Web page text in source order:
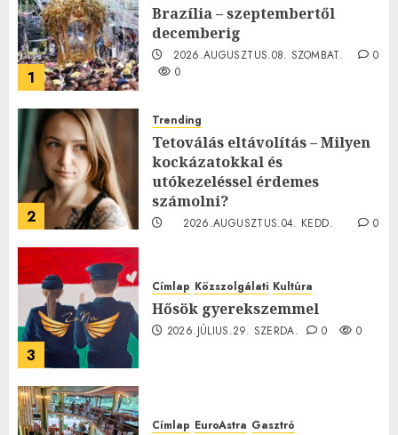
1
Brazília – szeptembertől
decemberig
2026.AUGUSZTUS.08. SZOMBAT.
0
0
2
Trending
Tetoválás eltávolítás – Milyen
kockázatokkal és
utókezeléssel érdemes
számolni?
2026.AUGUSZTUS.04. KEDD.
0
3
Címlap Közszolgálati Kultúra
Hősök gyerekszemmel
2026.JÚLIUS.29. SZERDA. 0 0
Címlap EuroAstra Gasztró